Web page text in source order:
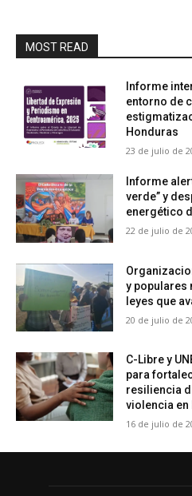
MOST READ
Informe
entorno de
Honduras
23 de julio de
Informe
verde” y
energético
22 de julio de
y populares
leyes que
20 de julio de
C-Libre y
para
resiliencia
violencia en
16 de julio de